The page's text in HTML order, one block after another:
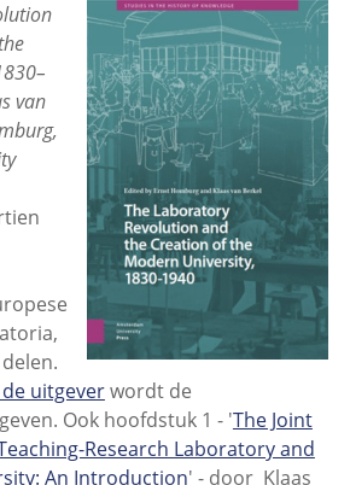
van
uitgeverwordt de
Ook hoofdstuk 1 - 'The Joint
Research Laboratory and
An Introduction' - door Klaas